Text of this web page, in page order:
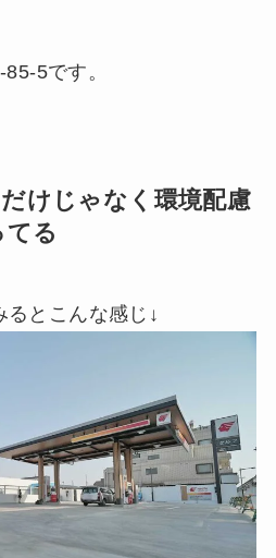
5です。
けじゃなく環境配慮
る
とこんな感じ↓